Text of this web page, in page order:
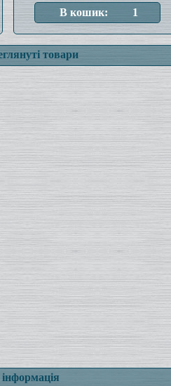
товари